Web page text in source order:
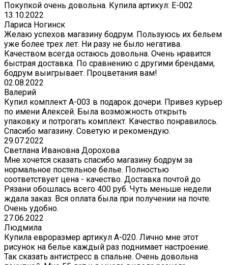
Покупкой очень довольна. Купила артикул: E-002
13.10.2022
Лариса Ногинск
Желаю успехов магазину бодрум. Пользуюсь их бельем
уже более трех лет. Ни разу не было негатива.
Качеством всегда остаюсь довольна. Очень нравится
быстрая доставка. По сравнению с другими брендами,
бодрум выигрывает. Процветания вам!
02.08.2022
Валерий
Купил комплект A-003 в подарок дочери. Привез курьер
по имени Алексей. Была возможность открыть
упаковку и потрогать комплект. Качество понравилось.
Спасибо магазину. Советую и рекомендую.
29.07.2022
Светлана Ивановна Дорохова
Мне хочется сказать спасибо магазину бодрум за
нормальное постельное белье. Полностью
соответствует цена - качество. Доставка почтой до
Рязани обошлась всего 400 руб. Чуть меньше недели
ждала заказ. Вся оплата была при получении на почте.
Очень удобно.
27.06.2022
Людмила
Купила евроразмер артикул А-020. Лично мне этот
рисунок на белье каждый раз поднимает настроение.
Так сказать антистресс в спальне. Очень довольна